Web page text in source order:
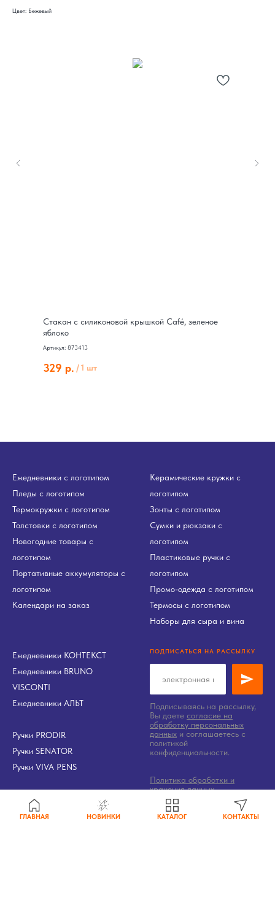
ГЛАВНАЯ НОВИНКИ КАТАЛОГ КОНТАКТЫ
Цвет: Бежевый
Стакан с силиконовой крышкой Café, зеленое
яблоко
Артикул: 873413
329 р. /1 шт
Ежедневники с логотипом
Пледы с логотипом
Термокружки с логотипом
Толстовки с логотипом
Новогодние товары с
логотипом
Портативные аккумуляторы с
логотипом
Календари на заказ
Керамические кружки с
логотипом
Зонты с логотипом
Сумки и рюкзаки с
логотипом
Пластиковые ручки с
логотипом
Промо-одежда с логотипом
Термосы с логотипом
Наборы для сыра и вина
Ежедневники КОНТЕКСТ
Ежедневники BRUNO
VISCONTI
Ежедневники АЛЬТ
Ручки PRODIR
Ручки SENATOR
Ручки VIVA PENS
Нанесение логотипа
Полиграфия
ПОДПИСАТЬСЯ НА РАССЫЛКУ
Подписываясь на рассылку,
Вы даете согласие на
обработку персональных
данных и соглашаетесь c
политикой
конфиденциальности.
Политика обработки и
хранения данных